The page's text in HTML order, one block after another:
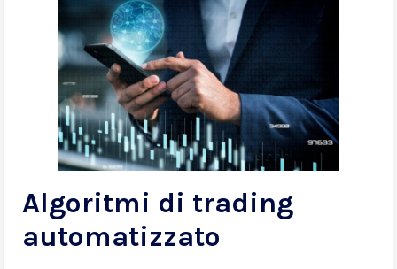
Algoritmi di trading
automatizzato